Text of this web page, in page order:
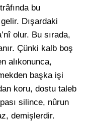
bu
Dışardaki
olur. Bu sırada,
Çünki kalb boş
alıkonunca,
başka işi
koru, dostu taleb
silince, nûrun
demişlerdir.